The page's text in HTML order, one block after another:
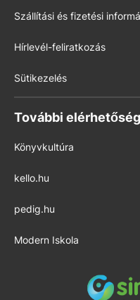
Szállítási és fizetési
Hírlevél-feliratkozás
Sütikezelés
További
Könyvkultúra
kello.hu
pedig.hu
Modern Iskola